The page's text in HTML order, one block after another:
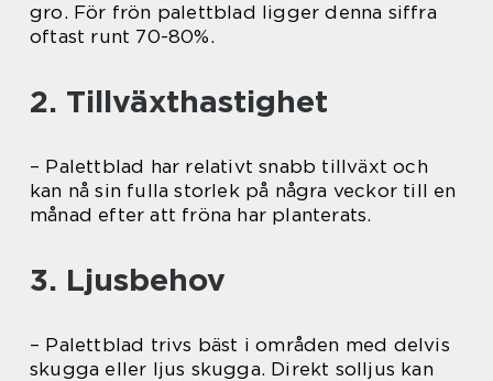
gro. För frön palettblad ligger denna siffra
oftast runt 70-80%.
2. Tillväxthastighet
– Palettblad har relativt snabb tillväxt och
kan nå sin fulla storlek på några veckor till en
månad efter att fröna har planterats.
3. Ljusbehov
– Palettblad trivs bäst i områden med delvis
skugga eller ljus skugga. Direkt solljus kan